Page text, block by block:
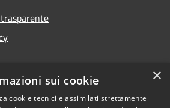
×
sui cookie
cookie tecnici e assimilati strettamente